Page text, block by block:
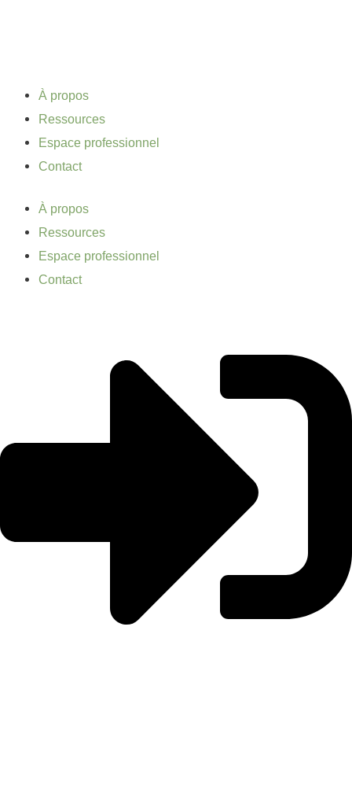
À propos
Ressources
Espace professionnel
Contact
À propos
Ressources
Espace professionnel
Contact